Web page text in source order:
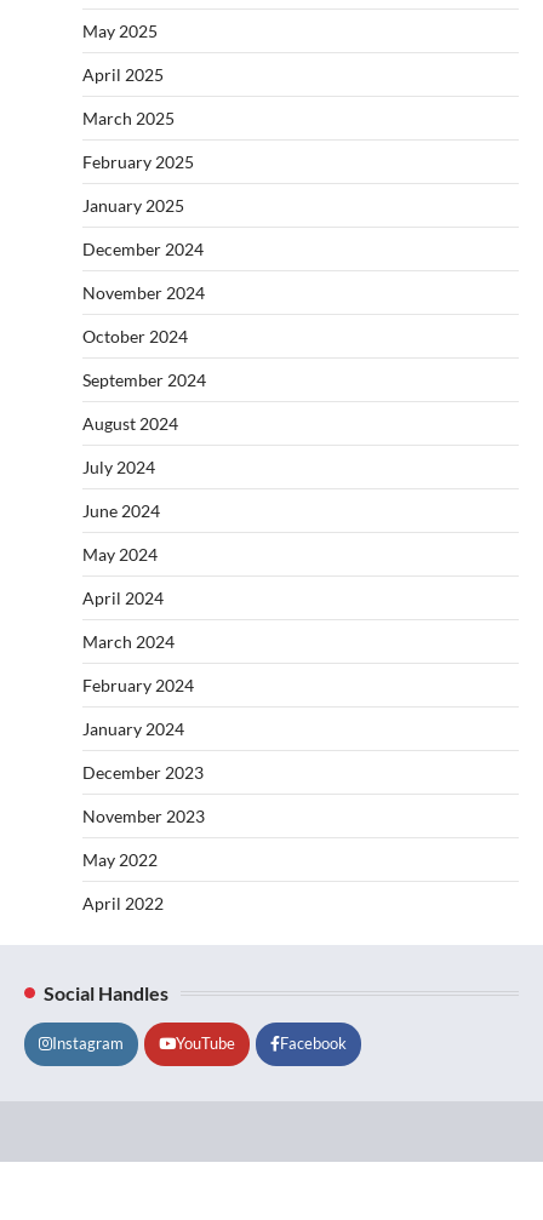
May 2025
April 2025
March 2025
February 2025
January 2025
December 2024
November 2024
October 2024
September 2024
August 2024
July 2024
June 2024
May 2024
April 2024
March 2024
February 2024
January 2024
December 2023
November 2023
May 2022
April 2022
Social Handles
Instagram YouTube Facebook